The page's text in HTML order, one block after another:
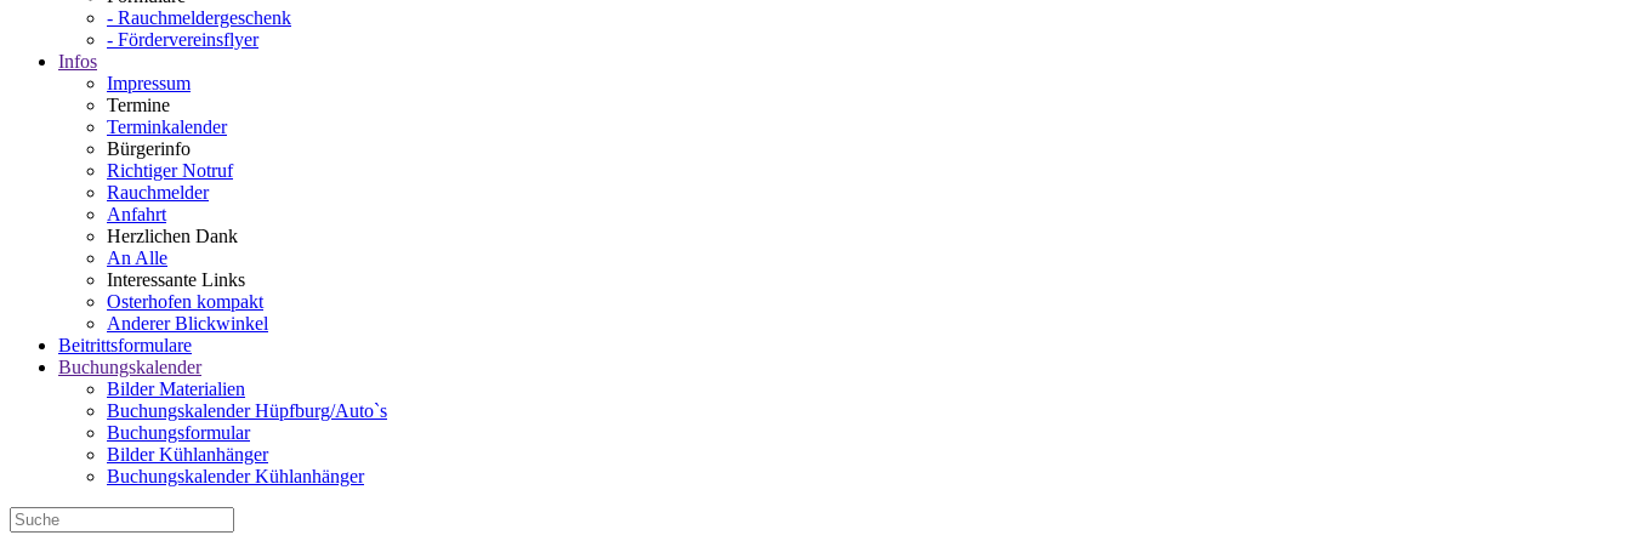
- Rauchmeldergeschenk
- Fördervereinsflyer
Infos
Impressum
Termine
Terminkalender
Bürgerinfo
Richtiger Notruf
Rauchmelder
Anfahrt
Herzlichen Dank
An Alle
Interessante Links
Osterhofen kompakt
Anderer Blickwinkel
Beitrittsformulare
Buchungskalender
Bilder Materialien
Buchungskalender Hüpfburg/Auto`s
Buchungsformular
Bilder Kühlanhänger
Buchungskalender Kühlanhänger